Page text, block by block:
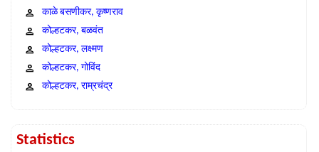
काळे बसणीकर, कृष्णराव
कोल्हटकर, बळवंत
कोल्हटकर, लक्ष्मण
कोल्हटकर, गोविंद
कोल्हटकर, राम्रचंद्र
Statistics